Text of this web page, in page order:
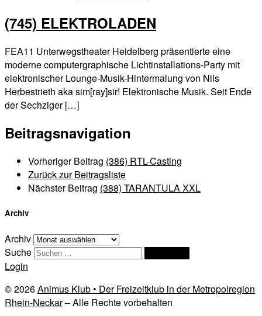
(745) ELEKTROLADEN
FEA11 Unterwegstheater Heidelberg präsentierte eine
moderne computergraphische Lichtinstallations-Party mit
elektronischer Lounge-Musik-Hintermalung von Nils
Herbestrieth aka sim[ray]sir! Elektronische Musik. Seit Ende
der Sechziger […]
Beitragsnavigation
Vorheriger Beitrag (386) RTL-Casting
Zurück zur Beitragsliste
Nächster Beitrag (388) TARANTULA XXL
Archiv
Archiv
Suche
Login
© 2026Animus Klub • Der Freizeitklub in der Metropolregion
Rhein-Neckar– Alle Rechte vorbehalten